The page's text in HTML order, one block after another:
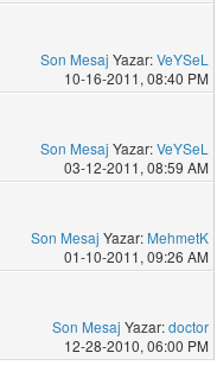
Son Mesaj Yazar:VeYSeL
10-16-2011, 08:40 PM
Son Mesaj Yazar:VeYSeL
03-12-2011, 08:59 AM
Son Mesaj Yazar: MehmetK
01-10-2011, 09:26 AM
Son Mesaj Yazar:doctor
12-28-2010, 06:00 PM